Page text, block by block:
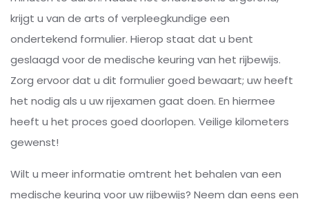
krijgt u van de arts of verpleegkundige een
ondertekend formulier. Hierop staat dat u bent
geslaagd voor de medische keuring van het rijbewijs.
Zorg ervoor dat u dit formulier goed bewaart; uw heeft
het nodig als u uw rijexamen gaat doen. En hiermee
heeft u het proces goed doorlopen. Veilige kilometers
gewenst!
Wilt u meer informatie omtrent het behalen van een
medische keuring voor uw rijbewijs? Neem dan eens een